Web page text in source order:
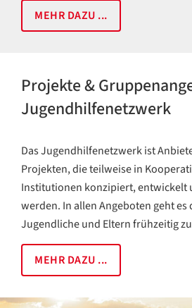
MEHR DAZU ...
Projekte &
Jugendhilfenetzwerk
Das Jugendhilfenetzwerk ist
Projekten, die teilweise in
Institutionen konzipiert, entwickelt
werden. In allen Angeboten geht es
Jugendliche und Eltern frühzeitig
MEHR DAZU ...